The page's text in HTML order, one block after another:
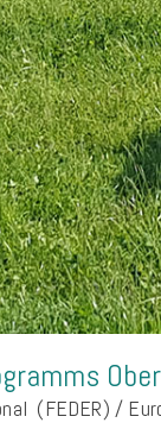
(FEDER) /